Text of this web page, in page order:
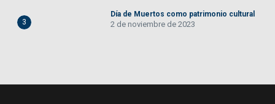
3
Día de Muertos como patrimonio cultural
2 de noviembre de 2023